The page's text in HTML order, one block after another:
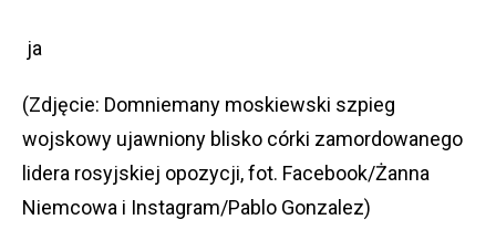
ja
(Zdjęcie: Domniemany moskiewski szpieg
wojskowy ujawniony blisko córki zamordowanego
lidera rosyjskiej opozycji, fot. Facebook/Żanna
Niemcowa i Instagram/Pablo Gonzalez)